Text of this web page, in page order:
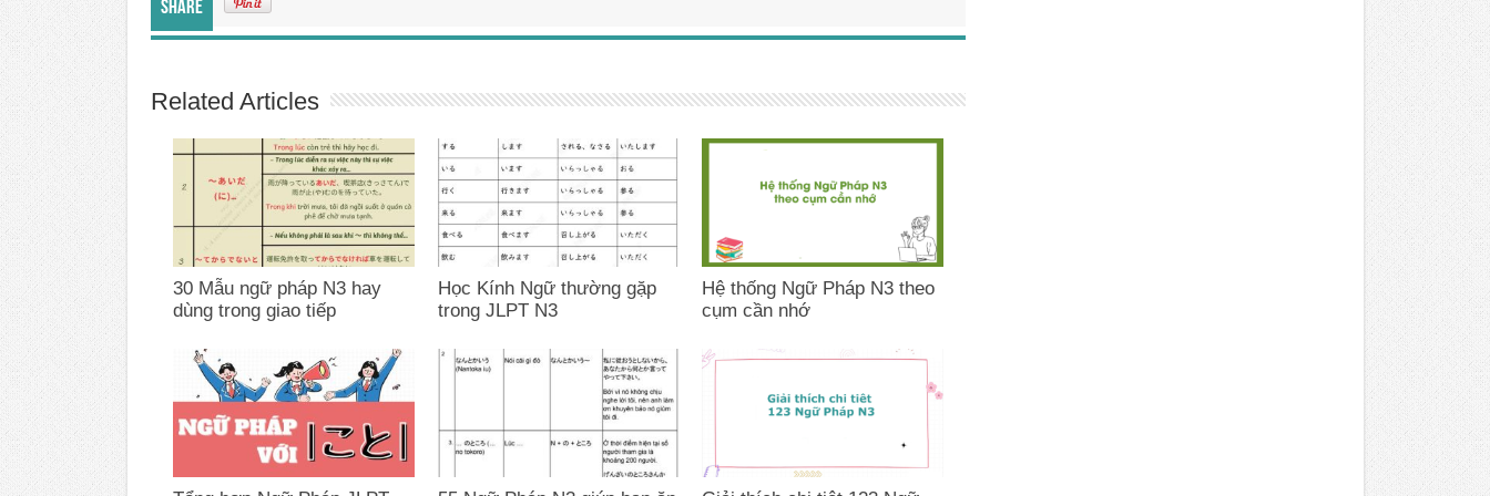
Share
Related Articles
30 Mẫu ngữ pháp N3 hay
dùng trong giao tiếp
Học Kính Ngữ thường gặp
trong JLPT N3
Hệ thống Ngữ Pháp N3 theo
cụm cần nhớ